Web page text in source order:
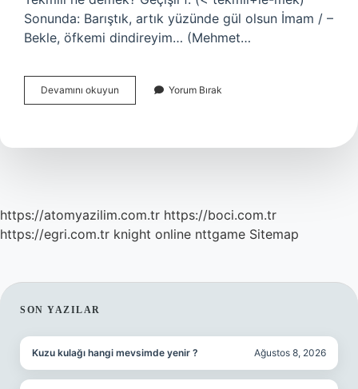
Sonunda: Barıştık, artık yüzünde gül olsun İmam / –
Bekle, öfkemi dindireyim… (Mehmet…
Devamını okuyun
Anlamı
Yorum Bırak
https://atomyazilim.com.tr https://boci.com.tr
https://egri.com.tr knight online nttgame Sitemap
SIDEBAR
SON YAZILAR
Kuzu kulağı hangi mevsimde yenir ? Ağustos 8, 2026